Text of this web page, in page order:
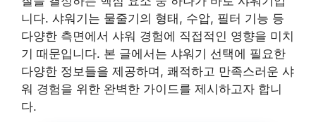
니다. 샤워기는 물줄기의 형태, 수압, 필터 기능 등
다양한 측면에서 샤워 경험에 직접적인 영향을 미치
기 때문입니다. 본 글에서는 샤워기 선택에 필요한
다양한 정보들을 제공하며, 쾌적하고 만족스러운 샤
워 경험을 위한 완벽한 가이드를 제시하고자 합니
다.